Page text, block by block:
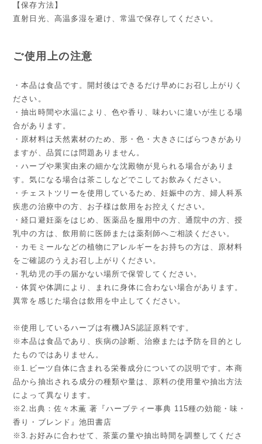
【保存方法】
直射日光、高温多湿を避け、常温で保存してください。
ご使用上の注意
・本品は食品です。開封後はできるだけ早めにお召し上がりく
ださい。
・抽出時間や水温により、色や香り、味わいに違いが生じる場
合があります。
・原材料は天然素材のため、形・色・大きさにばらつきがあり
ますが、品質には問題ありません。
・ハーブや果実由来の細かな沈殿物が見られる場合がありま
す。気になる場合は茶こしなどでこしてお飲みください。
・チェストツリーを使用しているため、妊娠中の方、婦人科系
疾患の治療中の方、お子様は飲用をお控えください。
・経口避妊薬をはじめ、医薬品を服用中の方、通院中の方、授
乳中の方は、飲用前に医師または薬剤師へご相談ください。
・カモミールなどの植物にアレルギーをお持ちの方は、原材料
をご確認のうえお召し上がりください。
・乳幼児の手の届かない場所で保管してください。
・体質や体調により、まれに身体に合わない場合があります。
異常を感じた場合は飲用を中止してください。
※使用しているハーブは有機JAS認証原料です。
※本品は食品であり、疾病の診断、治療または予防を目的とし
たものではありません。
※1.ビーツ自体に含まれる栄養成分についての説明です。本商
品から抽出される成分の種類や量は、原料の使用量や抽出方法
によって異なります。
※2.出典：佐々木薫 著『ハーブティー事典 115種の効能・味・
香り・ブレンド』池田書店
※3.お好みに合わせて、茶葉の量や抽出時間を調整してくださ